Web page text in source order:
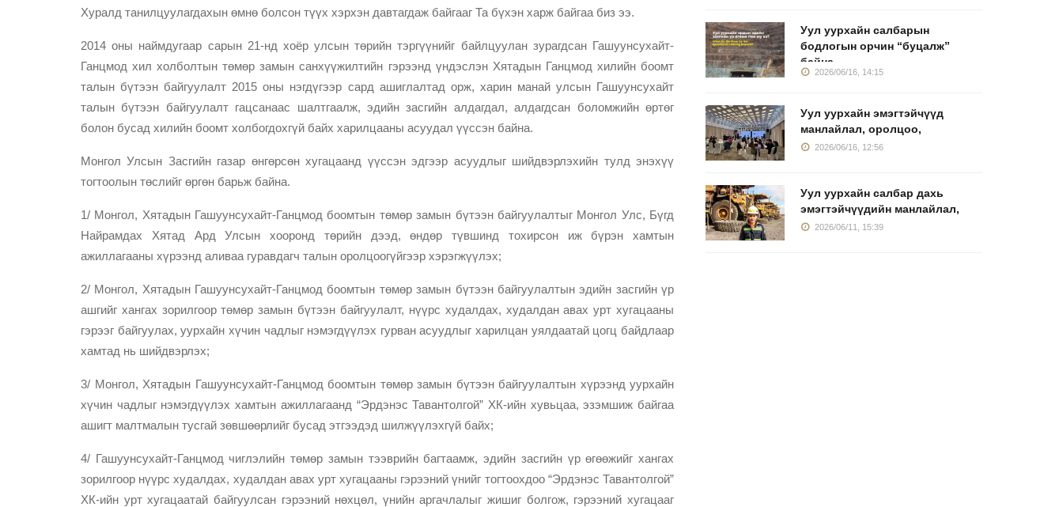
Хуралд танилцуулагдахын өмнө болсон түүх хэрхэн давтагдаж байгааг Та бүхэн харж байгаа биз ээ.
2014 оны наймдугаар сарын 21-нд хоёр улсын төрийн тэргүүнийг байлцуулан зурагдсан Гашуунсухайт-
Ганцмод хил холболтын төмөр замын санхүүжилтийн гэрээнд үндэслэн Хятадын Ганцмод хилийн боомт
талын бүтээн байгуулалт 2015 оны нэгдүгээр сард ашиглалтад орж, харин манай улсын Гашуунсухайт
талын бүтээн байгуулалт гацсанаас шалтгаалж, эдийн засгийн алдагдал, алдагдсан боломжийн өртөг
болон бусад хилийн боомт холбогдохгүй байх харилцааны асуудал үүссэн байна.
Монгол Улсын Засгийн газар өнгөрсөн хугацаанд үүссэн эдгээр асуудлыг шийдвэрлэхийн тулд энэхүү
тогтоолын төслийг өргөн барьж байна.
1/ Монгол, Хятадын Гашуунсухайт-Ганцмод боомтын төмөр замын бүтээн байгуулалтыг Монгол Улс, Бүгд
Найрамдах Хятад Ард Улсын хооронд төрийн дээд, өндөр түвшинд тохирсон иж бүрэн хамтын
ажиллагааны хүрээнд аливаа гуравдагч талын оролцоогүйгээр хэрэгжүүлэх;
2/ Монгол, Хятадын Гашуунсухайт-Ганцмод боомтын төмөр замын бүтээн байгуулалтын эдийн засгийн үр
ашгийг хангах зорилгоор төмөр замын бүтээн байгуулалт, нүүрс худалдах, худалдан авах урт хугацааны
гэрээг байгуулах, уурхайн хүчин чадлыг нэмэгдүүлэх гурван асуудлыг харилцан уялдаатай цогц байдлаар
хамтад нь шийдвэрлэх;
3/ Монгол, Хятадын Гашуунсухайт-Ганцмод боомтын төмөр замын бүтээн байгуулалтын хүрээнд уурхайн
хүчин чадлыг нэмэгдүүлэх хамтын ажиллагаанд “Эрдэнэс Тавантолгой” ХК-ийн хувьцаа, эзэмшиж байгаа
ашигт малтмалын тусгай зөвшөөрлийг бусад этгээдэд шилжүүлэхгүй байх;
4/ Гашуунсухайт-Ганцмод чиглэлийн төмөр замын тээврийн багтаамж, эдийн засгийн үр өгөөжийг хангах
зорилгоор нүүрс худалдах, худалдан авах урт хугацааны гэрээний үнийг тогтоохдоо “Эрдэнэс Тавантолгой”
ХК-ийн урт хугацаатай байгуулсан гэрээний нөхцөл, үнийн аргачлалыг жишиг болгож, гэрээний хугацааг
Уул уурхайн салбарын
бодлогын орчин “буцалж”
байна
2026/06/16, 14:15
Уул уурхайн эмэгтэйчүүд
манлайлал, оролцоо,
2026/06/16, 12:56
Уул уурхайн салбар дахь
эмэгтэйчүүдийн манлайлал,
2026/06/11, 15:39